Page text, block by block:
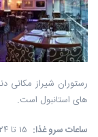
رستوران شیراز مکانی
های استانبول است.
ساعات سرو غذا: